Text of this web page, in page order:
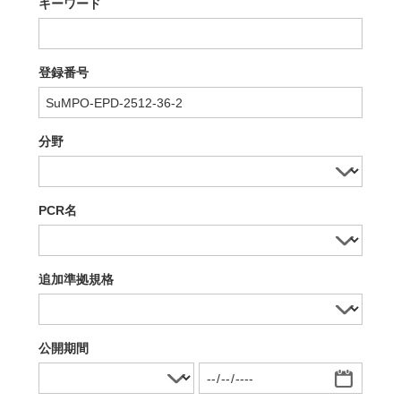
キーワード
登録番号
分野
PCR名
追加準拠規格
公開期間